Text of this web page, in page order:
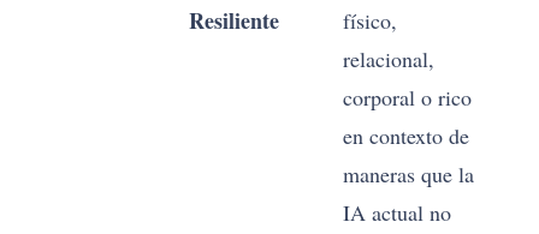
Resiliente
físico,
relacional,
corporal o rico
en contexto de
maneras que la
IA actual no